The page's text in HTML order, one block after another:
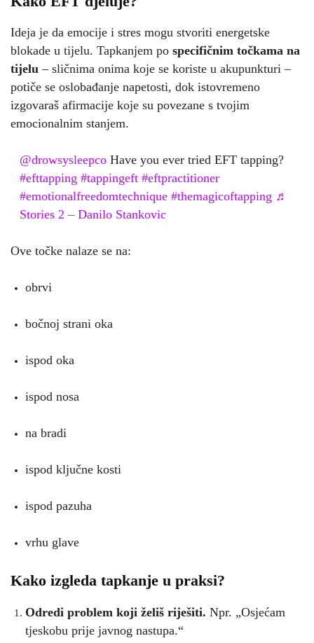
Ideja je da emocije i stres mogu stvoriti energetske
blokade u tijelu. Tapkanjem po specifičnim točkama na
tijelu – sličnima onima koje se koriste u akupunkturi –
potiče se oslobađanje napetosti, dok istovremeno
izgovaraš afirmacije koje su povezane s tvojim
emocionalnim stanjem.
@drowsysleepcoHave you ever tried EFT tapping?
#efttapping #tappingeft #eftpractitioner
#emotionalfreedomtechnique #themagicoftapping ♬
Stories 2 – Danilo Stankovic
Ove točke nalaze se na:
obrvi
bočnoj strani oka
ispod oka
ispod nosa
na bradi
ispod ključne kosti
ispod pazuha
vrhu glave
Kako izgleda tapkanje u praksi?
Odredi problem koji želiš riješiti. Npr. „Osjećam
tjeskobu prije javnog nastupa.“